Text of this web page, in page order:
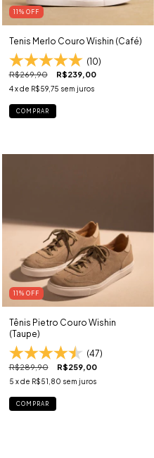
11 % OFF
Tenis Merlo Couro Wishin (Café)
(10)
R$269,90 R$239,00
4 x de R$59,75 sem juros
COMPRAR
11 % OFF
Tênis Pietro Couro Wishin
(Taupe)
(47)
R$289,90 R$259,00
5 x de R$51,80 sem juros
COMPRAR